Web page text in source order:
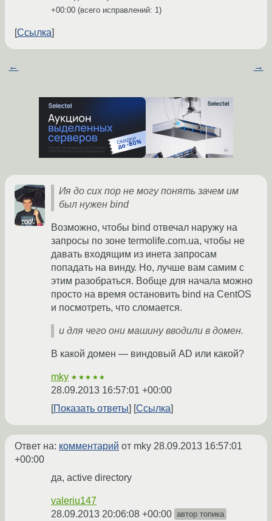
+00:00 (всего исправлений: 1)
Ссылка
← →
Ия до сих пор не могу понять зачем им
был нужен bind
Возможно, чтобы bind отвечал наружу на
запросы по зоне termolife.com.ua, чтобы не
давать входящим из инета запросам
попадать на винду. Но, лучше вам самим с
этим разобраться. Вобще для начала можно
просто на время остановить bind на CentOS
и посмотреть, что сломается.
и для чего они машину вводили в домен.
В какой домен — виндовый AD или какой?
mky ★★★★★
28.09.2013 16:57:01 +00:00
Показать ответы
Ссылка
Ответ на: комментарий от mky 28.09.2013 16:57:01
+00:00
да, active directory
valeriu147
28.09.2013 20:06:08 +00:00 автор топика